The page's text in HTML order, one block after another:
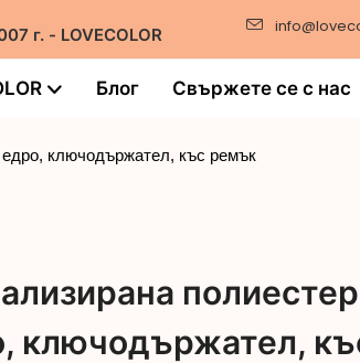
г. - LOVECOLOR
Блог Свържете се с нас
едро, ключодържател, къс ремък
ключодържател,